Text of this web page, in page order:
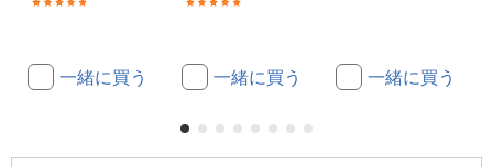
一緒に買う 一緒に買う 一緒に買う